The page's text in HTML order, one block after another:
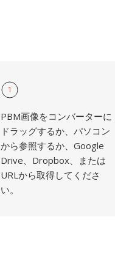
1
PBM画像をコンバーターに
ドラッグするか、パソコン
から参照するか、Google
Drive、Dropbox、または
URLから取得してくださ
い。